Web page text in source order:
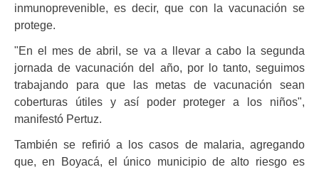
inmunoprevenible, es decir, que con la vacunación se
protege.
"En el mes de abril, se va a llevar a cabo la segunda
jornada de vacunación del año, por lo tanto, seguimos
trabajando para que las metas de vacunación sean
coberturas útiles y así poder proteger a los niños",
manifestó Pertuz.
También se refirió a los casos de malaria, agregando
que, en Boyacá, el único municipio de alto riesgo es